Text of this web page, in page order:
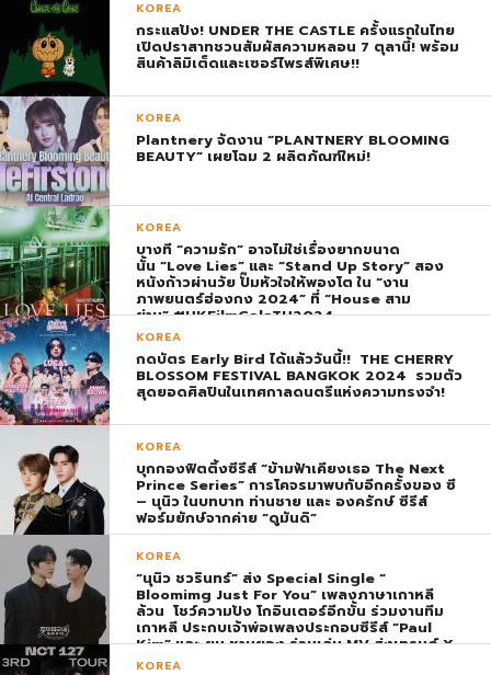
KOREA
กระแสปัง! UNDER THE CASTLE ครั้งแรกในไทย
เปิดปราสาทชวนสัมผัสความหลอน 7 ตุลานี้! พร้อม
สินค้าลิมิเต็ดและเซอร์ไพรส์พิเศษ!!
KOREA
Plantnery จัดงาน “PLANTNERY BLOOMING
BEAUTY” เผยโฉม 2 ผลิตภัณฑ์ใหม่!
KOREA
บางที “ความรัก” อาจไม่ใช่เรื่องยากขนาด
นั้น “Love Lies” และ “Stand Up Story” สอง
หนังก้าวผ่านวัย ปั๊มหัวใจให้พองโต ใน “งาน
ภาพยนตร์ฮ่องกง 2024” ที่ “House สาม
ย่าน” #HKFilmGalaTH2024
KOREA
กดบัตร Early Bird ได้แล้ววันนี้!! THE CHERRY
BLOSSOM FESTIVAL BANGKOK 2024 รวมตัว
สุดยอดศิลปินในเทศกาลดนตรีแห่งความทรงจำ!
KOREA
บุกกองฟิตติ้งซีรีส์ “ข้ามฟ้าเคียงเธอ The Next
Prince Series” การโคจรมาพบกับอีกครั้งของ ซี
– นุนิว ในบทบาท ท่านชาย และ องครักษ์ ซีรีส์
ฟอร์มยักษ์จากค่าย “ดูมันดิ”
KOREA
“นุนิว ชวรินทร์” ส่ง Special Single “
Bloomimg Just For You” เพลงภาษาเกาหลี
ล้วน โชว์ความปัง โกอินเตอร์อีกขั้น ร่วมงานทีม
เกาหลี ประกบเจ้าพ่อเพลงประกอบซีรีส์ “Paul
Kim” และ ยุน ชานยอง ร่วมเล่น MV ส่งเทรนด์ X
พุ่ง ติดอันดับ 1 โลก
KOREA